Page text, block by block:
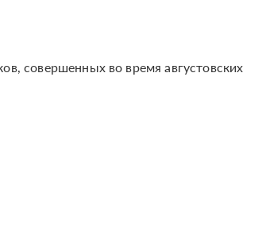
совершенных во время августовских